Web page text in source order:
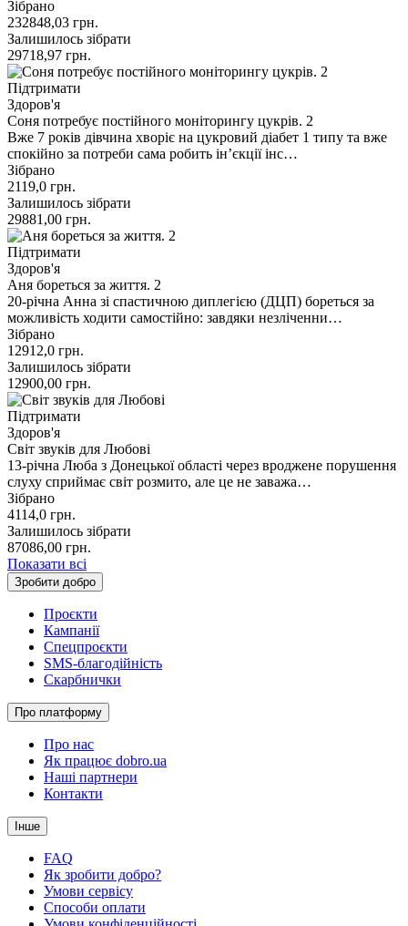
Зібрано
232848,03 грн.
Залишилось зібрати
29718,97 грн.
Підтримати
Здоров'я
Соня потребує постійного моніторингу цукрів. 2
Вже 7 років дівчина хворіє на цукровий діабет 1 типу та вже
спокійно за потреби сама робить інʼєкції інс…
Зібрано
2119,0 грн.
Залишилось зібрати
29881,00 грн.
Підтримати
Здоров'я
Аня бореться за життя. 2
20-річна Анна зі спастичною диплегією (ДЦП) бореться за
можливість ходити самостійно: завдяки незліченни…
Зібрано
12912,0 грн.
Залишилось зібрати
12900,00 грн.
Підтримати
Здоров'я
Світ звуків для Любові
13-річна Люба з Донецької області через вроджене порушення
слуху сприймає світ розмито, але це не заважа…
Зібрано
4114,0 грн.
Залишилось зібрати
87086,00 грн.
Показати всі
Зробити добро
Проєкти
Кампанії
Спецпроєкти
SMS-благодійність
Скарбнички
Про платформу
Про нас
Як працює dobro.ua
Наші партнери
Контакти
Інше
FAQ
Як зробити добро?
Умови сервісу
Способи оплати